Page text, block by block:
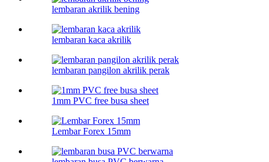
lembaran akrilik bening
lembaran kaca akrilik
lembaran pangilon akrilik perak
1mm PVC free busa sheet
Lembar Forex 15mm